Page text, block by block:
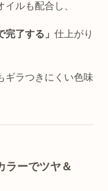
ルも配合し、
完了する」 仕上がり
ギラつきにくい色味
ラーでツヤ＆